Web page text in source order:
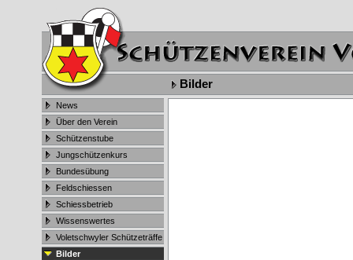
Bilder
News
Über den Verein
Schützenstube
Jungschützenkurs
Bundesübung
Feldschiessen
Schiessbetrieb
Wissenswertes
Voletschwyler Schützeträffe
Bilder